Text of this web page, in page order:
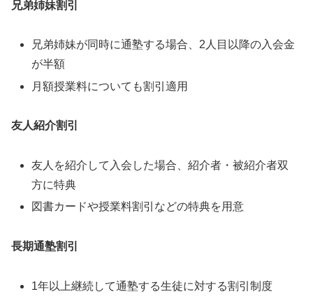
兄弟姉妹割引
兄弟姉妹が同時に通塾する場合、2人目以降の入会金
が半額
月額授業料についても割引適用
友人紹介割引
友人を紹介して入会した場合、紹介者・被紹介者双
方に特典
図書カードや授業料割引などの特典を用意
長期通塾割引
1年以上継続して通塾する生徒に対する割引制度